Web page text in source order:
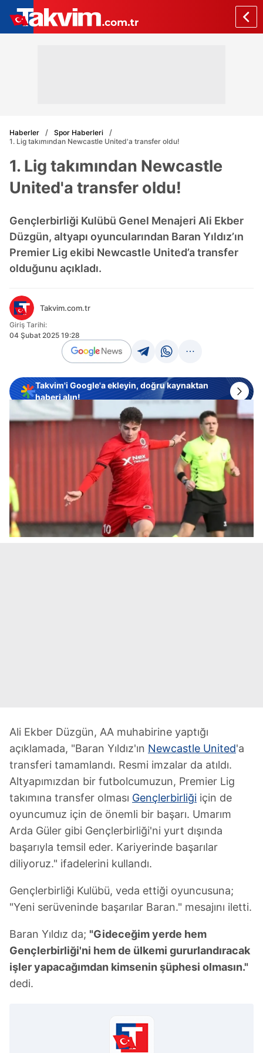
Haberler
Spor Haberleri
1. Lig takımından Newcastle United'a transfer oldu!
1. Lig takımından Newcastle
United'a transfer oldu!
Gençlerbirliği Kulübü Genel Menajeri Ali Ekber
Düzgün, altyapı oyuncularından Baran Yıldız’ın
Premier Lig ekibi Newcastle United’a transfer
olduğunu açıkladı.
Takvim.com.tr
Giriş Tarihi:
04 Şubat 2025 19:28
Takvim'i Google'a ekleyin, doğru kaynaktan
haberi alın!
Ali Ekber Düzgün, AA muhabirine yaptığı
açıklamada, "Baran Yıldız'ın Newcastle United'a
transferi tamamlandı. Resmi imzalar da atıldı.
Altyapımızdan bir futbolcumuzun, Premier Lig
takımına transfer olması Gençlerbirliği için de
oyuncumuz için de önemli bir başarı. Umarım
Arda Güler gibi Gençlerbirliği'ni yurt dışında
başarıyla temsil eder. Kariyerinde başarılar
diliyoruz." ifadelerini kullandı.
Gençlerbirliği Kulübü, veda ettiği oyuncusuna;
"Yeni serüveninde başarılar Baran." mesajını iletti.
Baran Yıldız da; "Gideceğim yerde hem
Gençlerbirliği'ni hem de ülkemi gururlandıracak
işler yapacağımdan kimsenin şüphesi olmasın."
dedi.